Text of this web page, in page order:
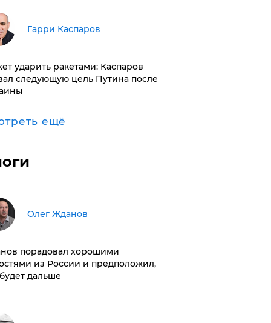
Гарри Каспаров
ударить ракетами: Каспаров
следующую цель Путина после
ещё
Олег Жданов
порадовал хорошими
из России и предположил,
дальше